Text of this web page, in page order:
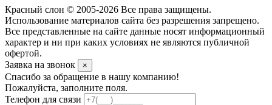
Красный слон © 2005-2026 Все права защищены.
Использование материалов сайта без разрешения запрещено.
Все представленные на сайте данные носят информационный
характер и ни при каких условиях не являются публичной
офертой.
Заявка на звонок
×
Спасибо за обращение в нашу компанию!
Пожалуйста, заполните поля.
Телефон для связи